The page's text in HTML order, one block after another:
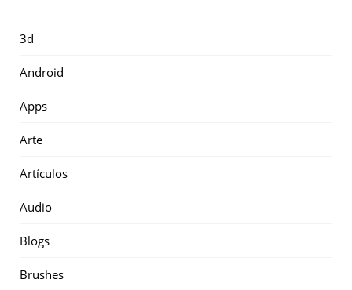
3d
Android
Apps
Arte
Artículos
Audio
Blogs
Brushes